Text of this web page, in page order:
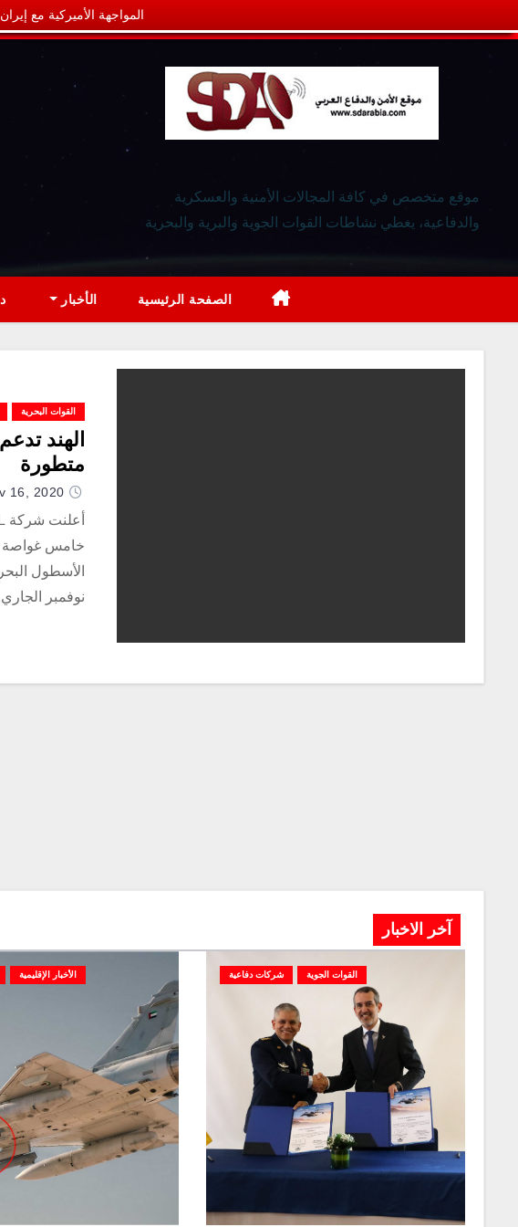
المواجهة الأميركية مع
موقع متخصص في كافة المجالات الأمنية والعسكرية
والدفاعية، يغطي نشاطات القوات الجوية والبرية والبحرية
الصفحة الرئيسية الأخبار
القوات البحرية
الهند
متطورة
16, 2020
نوفمبر
آخر الاخبار
القوات الجوية شركات دفاعية الأخبار الإقليمية